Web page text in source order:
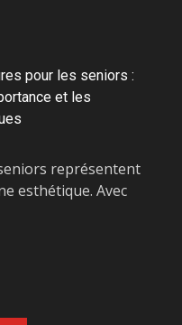
pour les seniors :
et les
représentent
esthétique. Avec